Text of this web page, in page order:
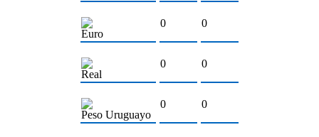
Euro
0 0
Real
0 0
Peso Uruguayo
0 0